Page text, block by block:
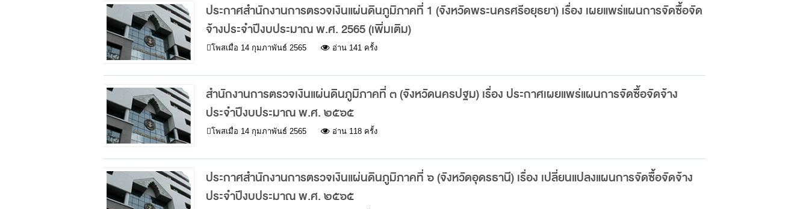
ประกาศสำนักงานการตรวจเงินแผ่นดินภูมิภาคที่ 1 (จังหวัดพระนครศรีอยุธยา) เรื่อง เผยแพร่แผนการจัดซื้อจัด
จ้างประจำปีงบประมาณ พ.ศ. 2565 (เพิ่มเติม)
โพสเมื่อ 14 กุมภาพันธ์ 2565 อ่าน 141 ครั้ง
สำนักงานการตรวจเงินแผ่นดินภูมิภาคที่ ๓ (จังหวัดนครปฐม) เรื่อง ประกาศเผยแพร่แผนการจัดซื้อจัดจ้าง
ประจำปีงบประมาณ พ.ศ. ๒๕๖๕
โพสเมื่อ 14 กุมภาพันธ์ 2565 อ่าน 118 ครั้ง
ประกาศสำนักงานการตรวจเงินแผ่นดินภูมิภาคที่ ๖ (จังหวัดอุดรธานี) เรื่อง เปลี่ยนแปลงแผนการจัดซื้อจัดจ้าง
ประจำปีงบประมาณ พ.ศ. ๒๕๖๕